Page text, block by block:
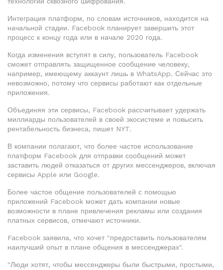
Интеграция платформ, по словам источников, находится на
начальной стадии. Facebook планирует завершить этот
процесс к концу года или в начале 2020 года.
Когда изменения вступят в силу, пользователь Facebook
сможет отправлять защищенное сообщение человеку,
например, имеющему аккаунт лишь в WhatsApp. Сейчас это
невозможно, потому что сервисы работают как отдельные
приложения.
Объединяя эти сервисы, Facebook рассчитывает удержать
миллиарды пользователей в своей экосистеме и повысить
рентабельность бизнеса, пишет NYT.
В компании полагают, что более частое использование
платформ Facebook для отправки сообщений может
заставить людей отказаться от других мессенджеров, включая
сервисы Apple или Google.
Более частое общение пользователей с помощью
приложений Facebook может дать компании новые
возможности в плане привлечения рекламы или создания
платных сервисов, отмечают источники.
Facebook заявила, что хочет "предоставить пользователям
наилучший опыт в плане общения в мессенджерах".
"Люди хотят, чтобы мессенджеры были быстрыми, простыми,